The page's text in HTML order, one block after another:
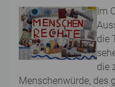
Im
die
die
Menschenwürde, des